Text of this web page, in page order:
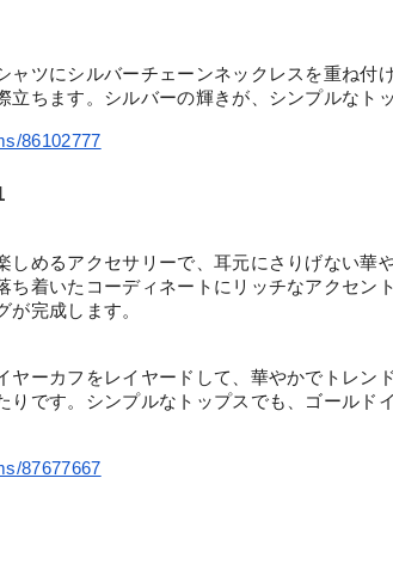
ャツにシルバーチェーンネックレスを重ね
ちます。シルバーの輝きが、シンプルなト
86102777
しめるアクセサリーで、耳元にさりげない
着いたコーディネートにリッチなアクセ
完成します。
ーカフをレイヤードして、華やかでトレ
です。シンプルなトップスでも、ゴール
87677667